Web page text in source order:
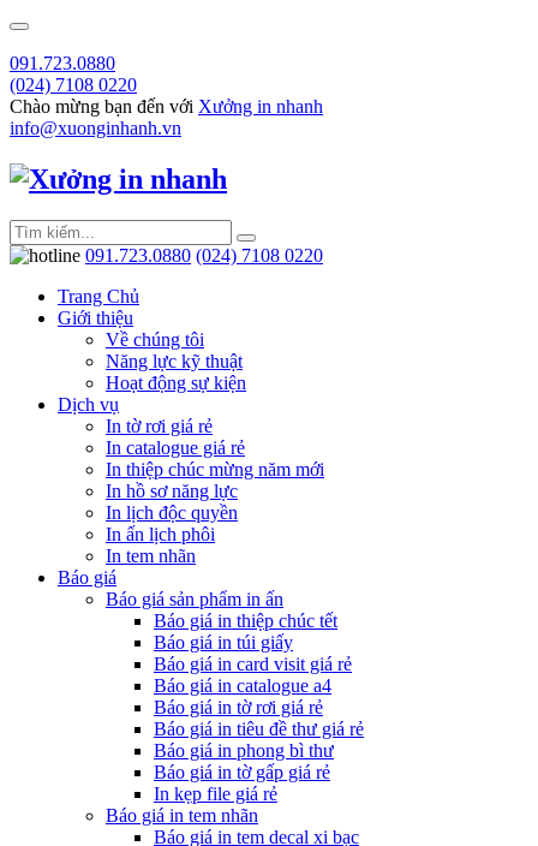
091.723.0880
(024) 7108 0220
Chào mừng bạn đến với Xưởng in nhanh
info@xuonginhanh.vn
091.723.0880 (024) 7108 0220
Trang Chủ
Giới thiệu
Về chúng tôi
Năng lực kỹ thuật
Hoạt động sự kiện
Dịch vụ
In tờ rơi giá rẻ
In catalogue giá rẻ
In thiệp chúc mừng năm mới
In hồ sơ năng lực
In lịch độc quyền
In ấn lịch phôi
In tem nhãn
Báo giá
Báo giá sản phẩm in ấn
Báo giá in thiệp chúc tết
Báo giá in túi giấy
Báo giá in card visit giá rẻ
Báo giá in catalogue a4
Báo giá in tờ rơi giá rẻ
Báo giá in tiêu đề thư giá rẻ
Báo giá in phong bì thư
Báo giá in tờ gấp giá rẻ
In kẹp file giá rẻ
Báo giá in tem nhãn
Báo giá in tem decal xi bạc